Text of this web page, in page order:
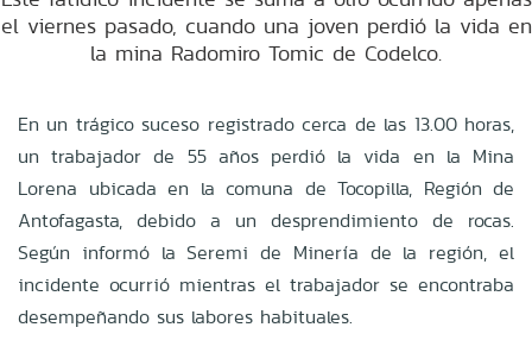
el viernes pasado, cuando una joven perdió la vida en
la mina Radomiro Tomic de Codelco.
En un trágico suceso registrado cerca de las 13.00 horas,
un trabajador de 55 años perdió la vida en la Mina
Lorena ubicada en la comuna de Tocopilla, Región de
Antofagasta, debido a un desprendimiento de rocas.
Según informó la Seremi de Minería de la región, el
incidente ocurrió mientras el trabajador se encontraba
desempeñando sus labores habituales.